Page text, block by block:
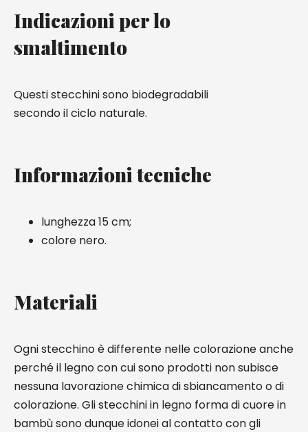
Indicazioni per lo
smaltimento
Questi stecchini sono biodegradabili
secondo il ciclo naturale.
Informazioni tecniche
lunghezza 15 cm;
colore nero.
Materiali
Ogni stecchino è differente nelle colorazione anche
perché il legno con cui sono prodotti non subisce
nessuna lavorazione chimica di sbiancamento o di
colorazione. Gli stecchini in legno forma di cuore in
bambù sono dunque idonei al contatto con gli